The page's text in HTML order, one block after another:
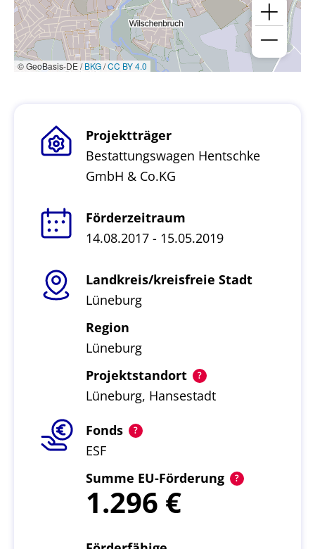
© GeoBasis-DE /BKG/CC BY 4.0
Projektträger
Bestattungswagen Hentschke
GmbH & Co.KG
Förderzeitraum
14.08.2017 - 15.05.2019
Landkreis/kreisfreie Stadt
Lüneburg
Region
Lüneburg
Projektstandort
Lüneburg, Hansestadt
Fonds
ESF
Summe EU-Förderung
1.296